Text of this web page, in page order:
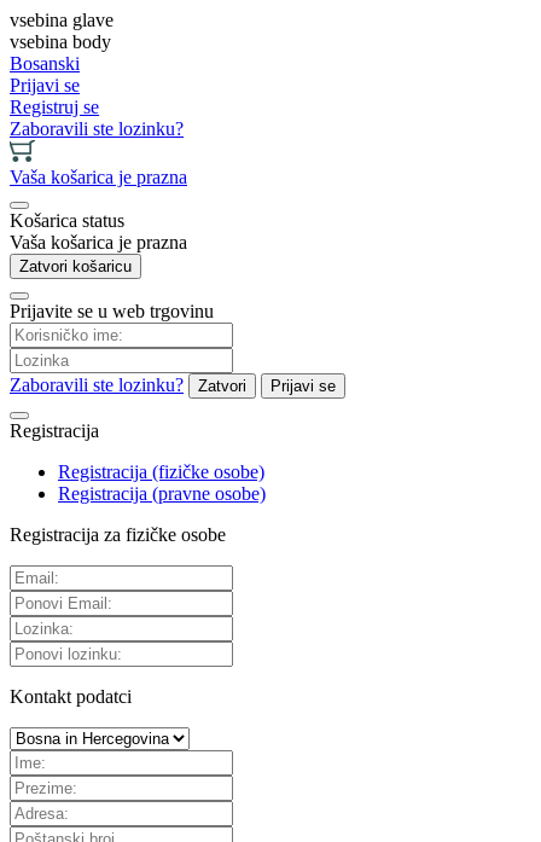
vsebina glave
vsebina body
Bosanski
Prijavi se
Registruj se
Zaboravili ste lozinku?
Vaša košarica je prazna
Košarica status
Vaša košarica je prazna
Zatvori košaricu
Prijavite se u web trgovinu
Zaboravili ste lozinku? Zatvori Prijavi se
Registracija
Registracija (fizičke osobe)
Registracija (pravne osobe)
Registracija za fizičke osobe
Kontakt podatci